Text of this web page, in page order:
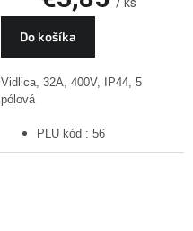
/ ks
Do košíka
Vidlica, 32A, 400V, IP44, 5
pólová
PLU kód : 56